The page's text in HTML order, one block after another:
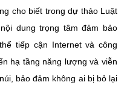
cho biết trong dự thảo Luật
dung trọng tâm đảm bảo
tiếp cận Internet và công
hạ tầng năng lượng và viễn
bảo đảm không ai bị bỏ lại